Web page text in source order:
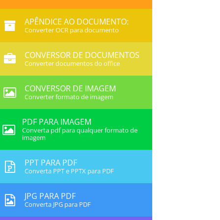
APÊNDICE AO DOCUMENTO:
Converter OCR para documento
CONVERSOR DE DOCUMENTOS
Converter documentos do office
CONVERSOR DE IMAGEM
Converter formato de imagem
PDF PARA IMAGEM
Converta pdf para qualquer formato de
imagem
PPT PARA PDF
Converta PPT e PPTX para PDF
JPG PARA PDF
Converta JPG para PDF